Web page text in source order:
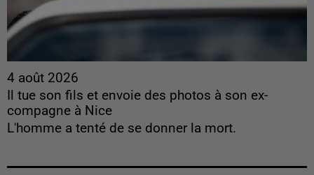
4 août 2026
Il tue son fils et envoie des photos à son ex-
compagne à Nice
L'homme a tenté de se donner la mort.